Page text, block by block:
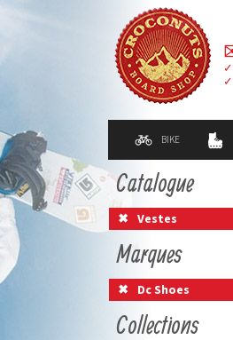
BIKE
Catalogue
Vestes
Marques
Dc Shoes
Collections